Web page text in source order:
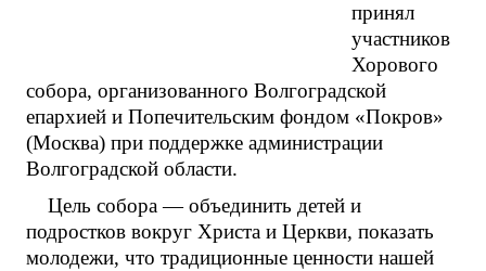
принял
участников
Хорового
собора, организованного Волгоградской
епархией и Попечительским фондом «Покров»
(Москва) при поддержке администрации
Волгоградской области.
Цель собора — объединить детей и
подростков вокруг Христа и Церкви, показать
молодежи, что традиционные ценности нашей